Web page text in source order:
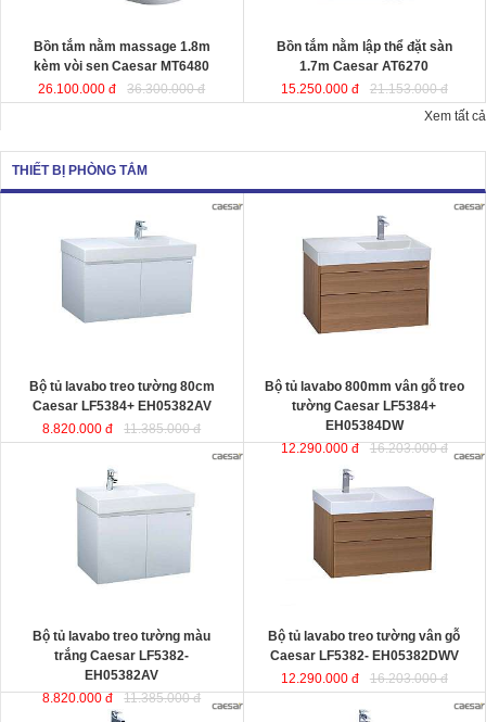
Bồn tắm nằm massage 1.8m
kèm vòi sen Caesar MT6480
26.100.000 đ
36.300.000 đ
Bồn tắm nằm lập thể đặt sàn
1.7m Caesar AT6270
15.250.000 đ
21.153.000 đ
Xem tất cả
THIẾT BỊ PHÒNG TẮM
Caesar LF5384+ EH05382AV
thiết kế đầy cảm hứng và sáng tạo
theo phong cách tối giản hiện đại.
không gian phòng tắm.
Bộ tủ lavabo treo tường 80cm
Caesar LF5384+ EH05382AV
8.820.000 đ
11.385.000 đ
Bộ tủ lavabo 800mm vân gỗ treo
tường Caesar LF5384+
EH05384DW
được thiết kế đầy cảm
hứng và sáng tạo theo phong cách
tối giản hiện đại. Thể hiện chất
lượng thẩm mỹ của không gian
phòng tắm.
Bộ tủ lavabo 800mm vân gỗ treo
tường Caesar LF5384+
EH05384DW
12.290.000 đ
16.203.000 đ
Bộ tủ lavabo treo tường màu trắng
Caesar LF5382- EH05382AV
thiết kế đầy cảm hứng và sáng tạo
theo phong cách tối giản hiện đại.
: 500x800x100 mm.
Bộ tủ lavabo treo tường màu
trắng Caesar LF5382-
EH05382AV
8.820.000 đ
11.385.000 đ
Caesar LF5382-
EH05382DWV đ
ược thiết kế đầy
cảm hứng và sáng tạo theo phong
cách tối giản hiện đại. Thể hiện chất
lượng thẩm mỹ của không gian
Bộ tủ lavabo treo tường vân gỗ
Caesar LF5382- EH05382DWV
12.290.000 đ
16.203.000 đ
Bồn lavabo kết hợp tủ treo tường
Lavabo rửa mặt kết hợp tủ treo